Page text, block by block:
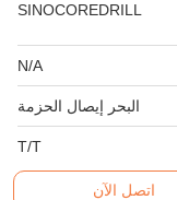
SINOCOREDRILL
N/A
البحر إيصال الحزمة
T/T
اتصل الآن